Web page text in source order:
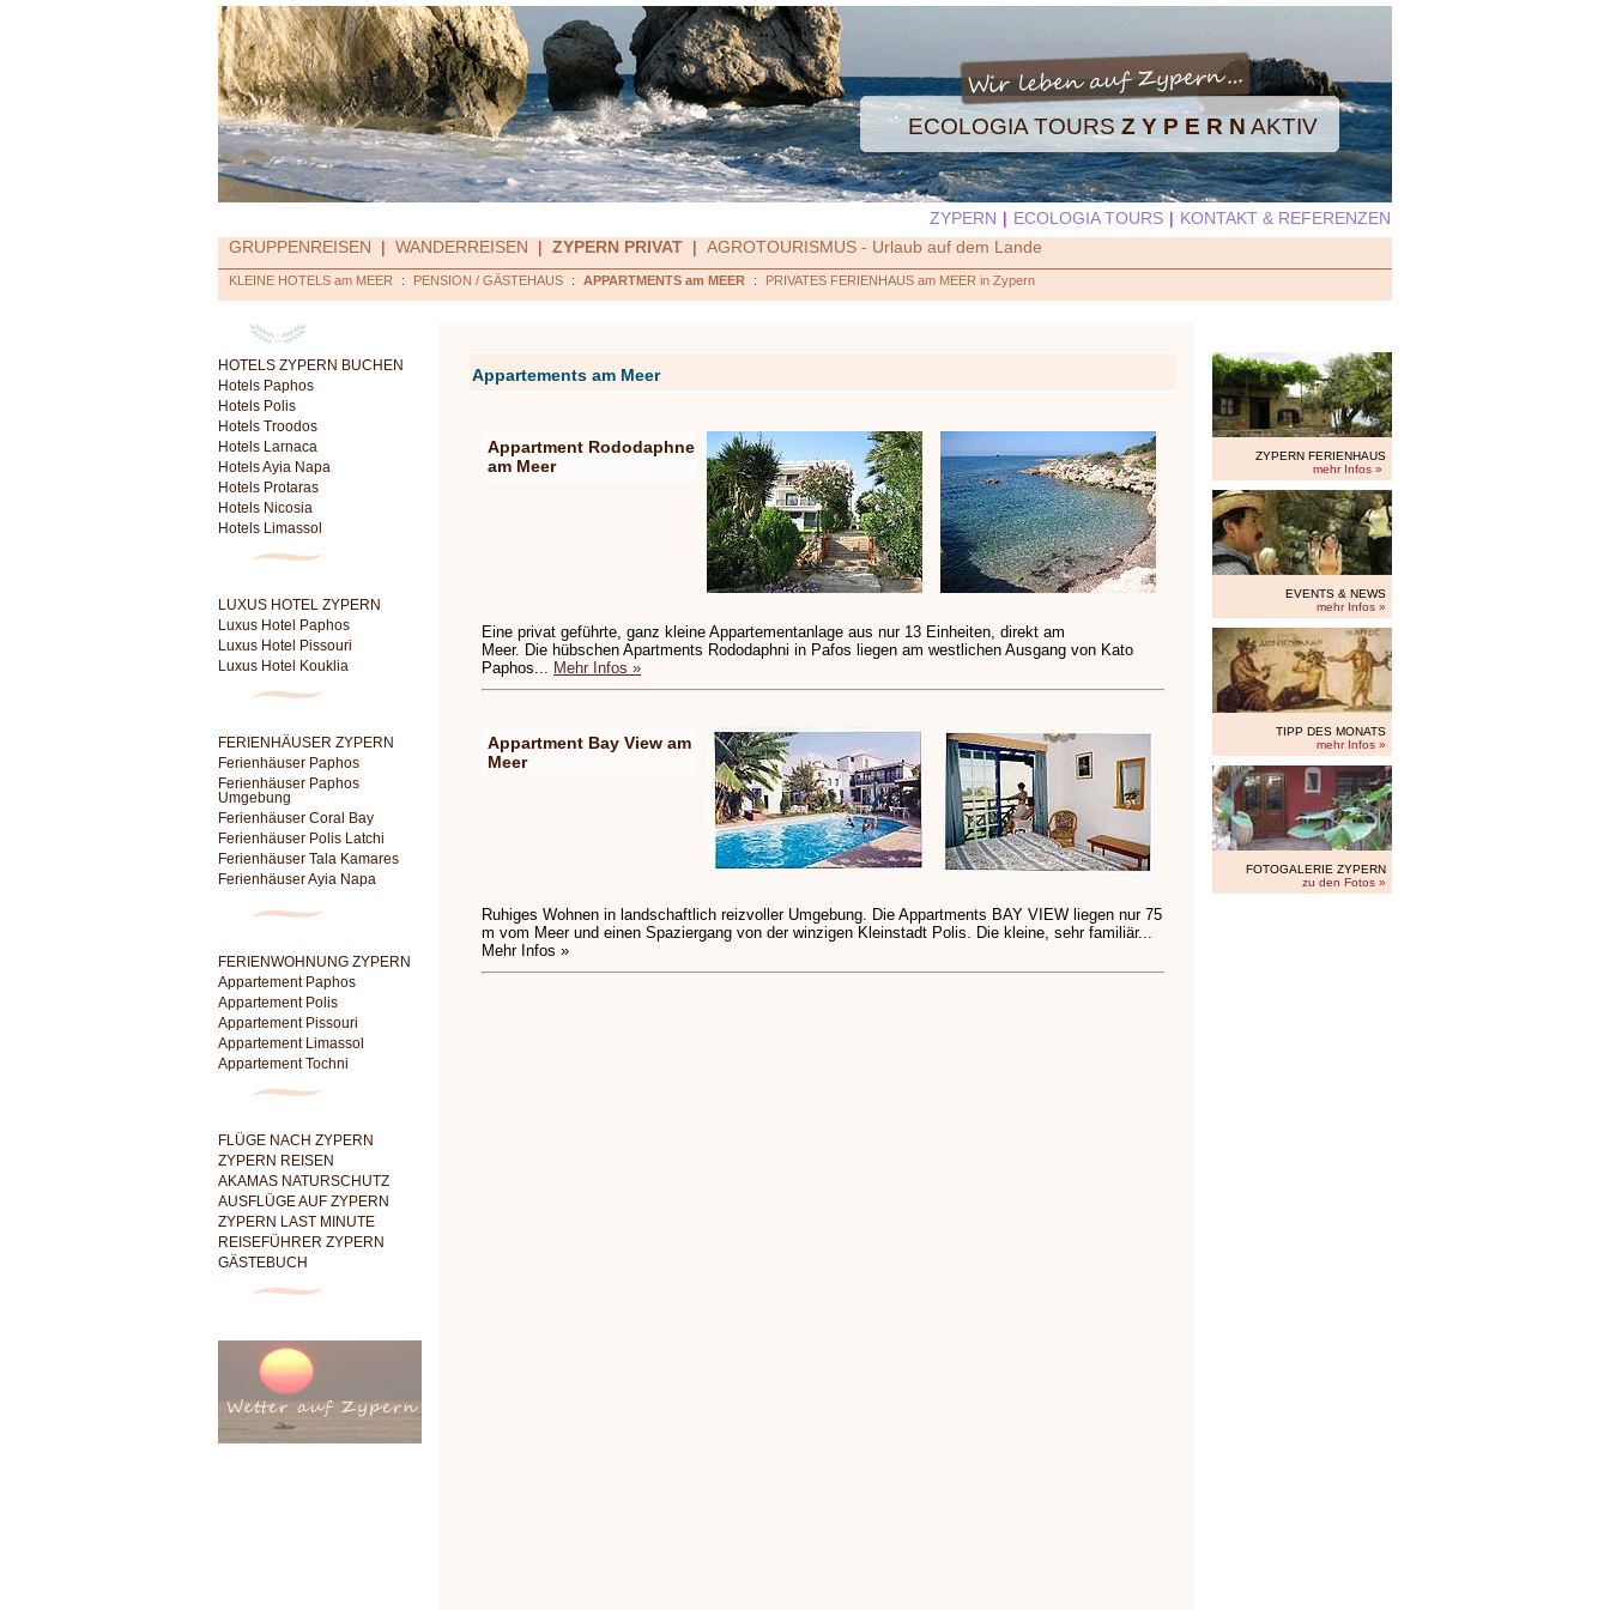
ECOLOGIA TOURS Z Y P E R N AKTIV
ZYPERN | ECOLOGIA TOURS | KONTAKT & REFERENZEN
GRUPPENREISEN
| WANDERREISEN | ZYPERN PRIVAT | AGROTOURISMUS - Urlaub auf dem Lande
KLEINE HOTELS am MEER : PENSION / GÄSTEHAUS : APPARTMENTS am MEER : PRIVATES FERIENHAUS am MEER in Zypern
HOTELS ZYPERN BUCHEN
Hotels Paphos
Hotels Polis
Hotels Troodos
Hotels Larnaca
Hotels Ayia Napa
Hotels Protaras
Hotels Nicosia
Hotels Limassol
LUXUS HOTEL ZYPERN
Luxus Hotel Paphos
Luxus Hotel Pissouri
Luxus Hotel Kouklia
FERIENHÄUSER ZYPERN
Ferienhäuser Paphos
Ferienhäuser Paphos
Umgebung
Ferienhäuser Coral Bay
Ferienhäuser Polis Latchi
Ferienhäuser Tala Kamares
Ferienhäuser Ayia Napa
FERIENWOHNUNG ZYPERN
Appartement Paphos
Appartement Polis
Appartement Pissouri
Appartement Limassol
Appartement Tochni
FLÜGE NACH ZYPERN
ZYPERN REISEN
AKAMAS NATURSCHUTZ
AUSFLÜGE AUF ZYPERN
ZYPERN LAST MINUTE
REISEFÜHRER ZYPERN
GÄSTEBUCH
Appartements am Meer
Appartment Rododaphne
am Meer
Eine privat geführte, ganz kleine Appartementanlage aus nur 13 Einheiten, direkt am
Meer. Die hübschen Apartments Rododaphni in Pafos liegen am westlichen Ausgang von Kato
Paphos... Mehr Infos »
Appartment Bay View am
Meer
Ruhiges Wohnen in landschaftlich reizvoller Umgebung. Die Appartments BAY VIEW liegen nur 75
m vom Meer und einen Spaziergang von der winzigen Kleinstadt Polis. Die kleine, sehr familiär...
Mehr Infos »
ZYPERN FERIENHAUS
mehr Infos »
EVENTS & NEWS
mehr Infos »
TIPP DES MONATS
mehr Infos »
FOTOGALERIE ZYPERN
zu den Fotos »